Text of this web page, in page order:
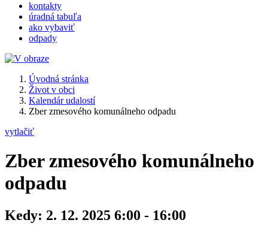
kontakty
úradná tabuľa
ako vybaviť
odpady
Úvodná stránka
Život v obci
Kalendár udalostí
Zber zmesového komunálneho odpadu
vytlačiť
Zber zmesového komunálneho
odpadu
Kedy: 2. 12. 2025 6:00 - 16:00